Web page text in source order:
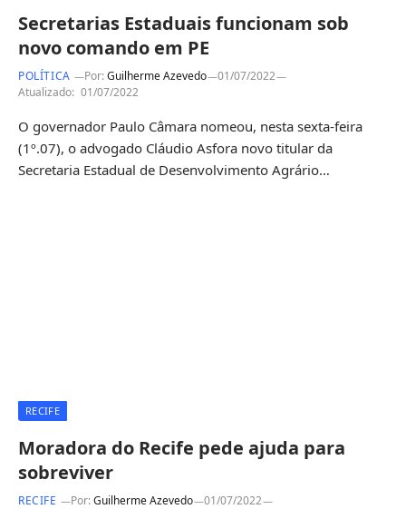
Secretarias Estaduais funcionam sob
novo comando em PE
POLÍTICA Por:Guilherme Azevedo
01/07/2022
Atualizado: 01/07/2022
O governador Paulo Câmara nomeou, nesta sexta-feira
(1º.07), o advogado Cláudio Asfora novo titular da
Secretaria Estadual de Desenvolvimento Agrário…
RECIFE
Moradora do Recife pede ajuda para
sobreviver
RECIFE Por:Guilherme Azevedo
01/07/2022